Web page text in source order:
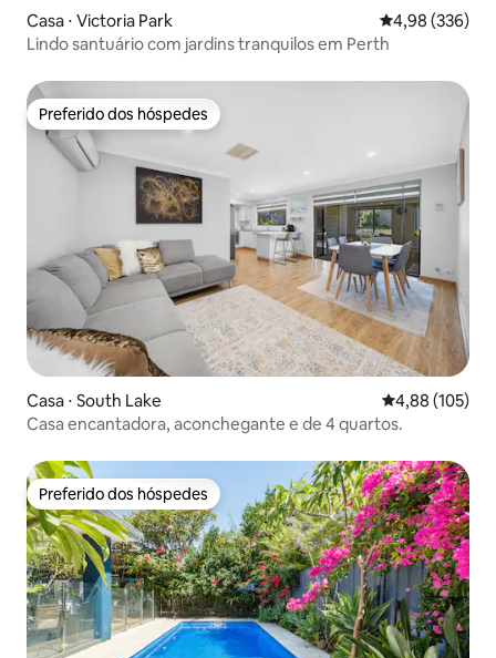
Casa ⋅ Victoria Park 4,98 de uma
4,98 (336)
Lindo santuário com jardins tranquilos em Perth
Preferido dos hóspedes
Preferido dos hóspedes
Casa ⋅ South Lake 4,88 de uma
4,88 (105)
Casa encantadora, aconchegante e de 4 quartos.
Preferido dos hóspedes
Preferido dos hóspedes